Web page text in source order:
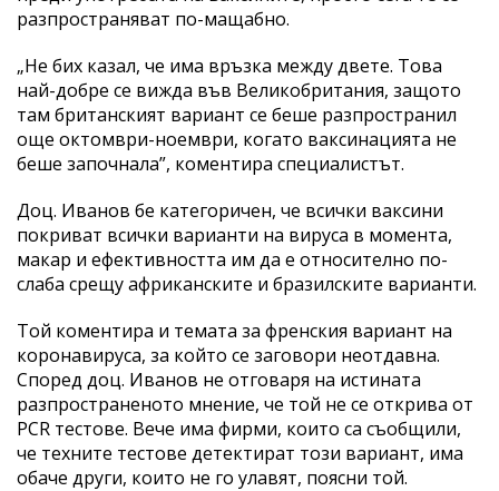
разпространяват по-мащабно.
„Не бих казал, че има връзка между двете. Това
най-добре се вижда във Великобритания, защото
там британският вариант се беше разпространил
още октомври-ноември, когато ваксинацията не
беше започнала”, коментира специалистът.
Доц. Иванов бе категоричен, че всички ваксини
покриват всички варианти на вируса в момента,
макар и ефективността им да е относително по-
слаба срещу африканските и бразилските варианти.
Той коментира и темата за френския вариант на
коронавируса, за който се заговори неотдавна.
Според доц. Иванов не отговаря на истината
разпространеното мнение, че той не се открива от
PCR тестове. Вече има фирми, които са съобщили,
че техните тестове детектират този вариант, има
обаче други, които не го улавят, поясни той.